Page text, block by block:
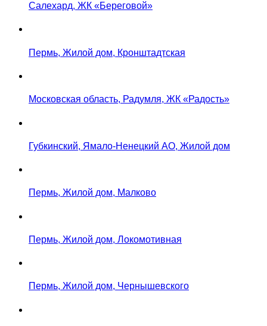
Салехард, ЖК «Береговой»
Пермь, Жилой дом, Кронштадтская
Московская область, Радумля, ЖК «Радость»
Губкинский, Ямало-Ненецкий АО, Жилой дом
Пермь, Жилой дом, Малково
Пермь, Жилой дом, Локомотивная
Пермь, Жилой дом, Чернышевского